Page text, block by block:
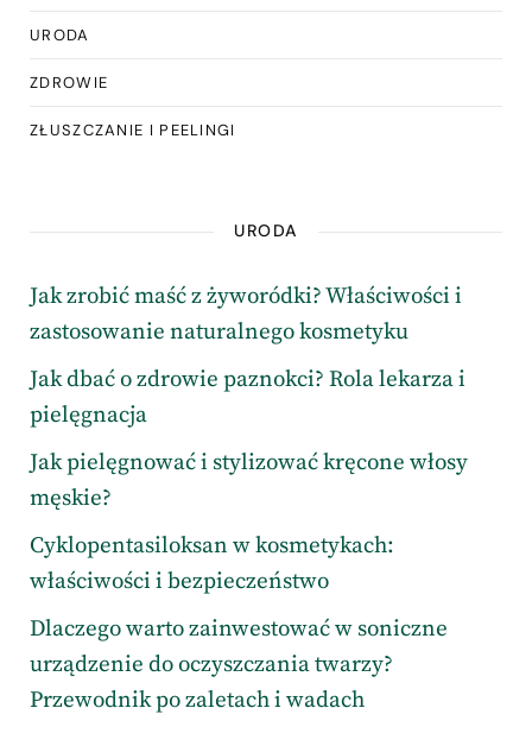
URODA
ZDROWIE
ZŁUSZCZANIE I PEELINGI
URODA
Jak zrobić maść z żyworódki? Właściwości i
zastosowanie naturalnego kosmetyku
Jak dbać o zdrowie paznokci? Rola lekarza i
pielęgnacja
Jak pielęgnować i stylizować kręcone włosy
męskie?
Cyklopentasiloksan w kosmetykach:
właściwości i bezpieczeństwo
Dlaczego warto zainwestować w soniczne
urządzenie do oczyszczania twarzy?
Przewodnik po zaletach i wadach